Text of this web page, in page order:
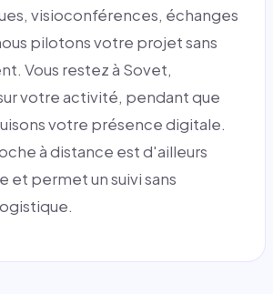
visioconférences, échanges
pilotons votre projet sans
Vous restez à Sovet,
votre activité, pendant que
votre présence digitale.
à distance est d'ailleurs
et permet un suivi sans